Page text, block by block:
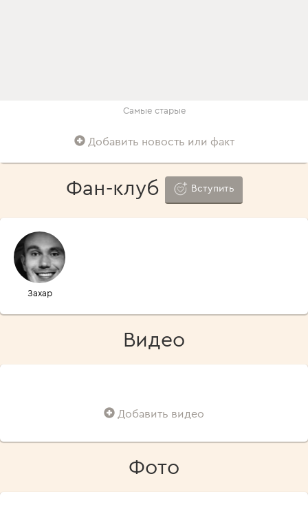
Самые старые
Добавить новость или факт
Фан-клуб Вступить
Захар
Видео
Добавить видео
Фото